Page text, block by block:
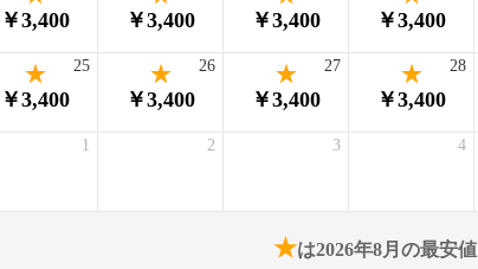
￥3,400 ￥3,400 ￥3,400 ￥3,400
￥3,400
25
￥3,400
26
￥3,400
27
￥3,400
28
1 2 3 4
★は2026年8月の最安値